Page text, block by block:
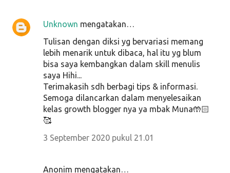
Unknown mengatakan…
Tulisan dengan diksi yg bervariasi memang
lebih menarik untuk dibaca, hal itu yg blum
bisa saya kembangkan dalam skill menulis
saya Hihi...
Terimakasih sdh berbagi tips & informasi.
Semoga dilancarkan dalam menyelesaikan
kelas growth blogger nya ya mbak Muna🤲🏻
🥰
3 September 2020 pukul 21.01
Anonim mengatakan…